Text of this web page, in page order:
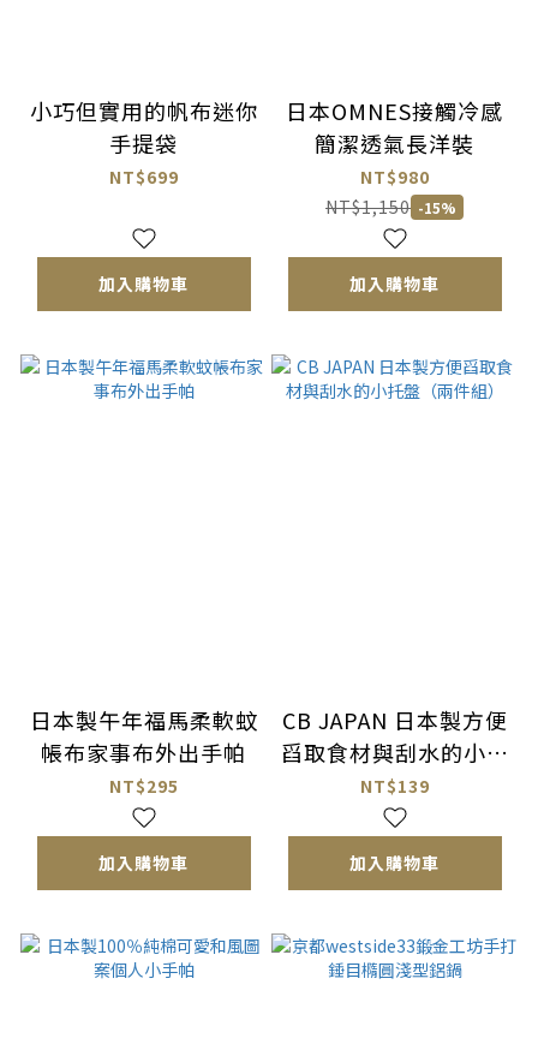
小巧但實用的帆布迷你
手提袋
NT$699
加入購物車
日本OMNES接觸冷感
簡潔透氣長洋裝
NT$980
NT$1,150 -15%
加入購物車
日本製午年福馬柔軟蚊
帳布家事布外出手帕
NT$295
加入購物車
CB JAPAN 日本製方便
舀取食材與刮水的小托
盤（兩件組）
NT$139
加入購物車